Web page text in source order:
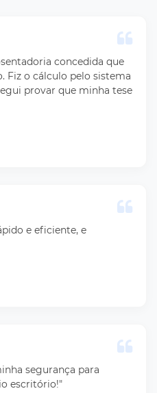
concedida que
Fiz o cálculo pelo sistema
provar que minha tese
e eficiente, e
segurança para
escritório!"